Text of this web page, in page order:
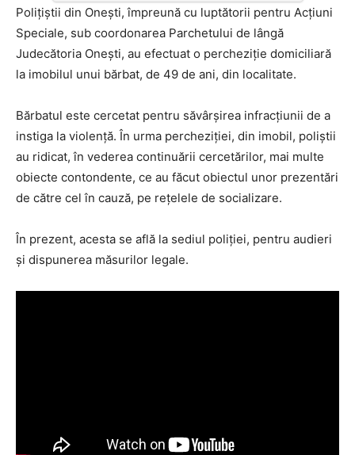
Polițiștii din Onești, împreună cu luptătorii pentru Acțiuni
Speciale, sub coordonarea Parchetului de lângă
Judecătoria Onești, au efectuat o percheziție domiciliară
la imobilul unui bărbat, de 49 de ani, din localitate.
Bărbatul este cercetat pentru săvârșirea infracțiunii de a
instiga la violență. În urma percheziției, din imobil, poliștii
au ridicat, în vederea continuării cercetărilor, mai multe
obiecte contondente, ce au făcut obiectul unor prezentări
de către cel în cauză, pe rețelele de socializare.
În prezent, acesta se află la sediul poliției, pentru audieri
și dispunerea măsurilor legale.